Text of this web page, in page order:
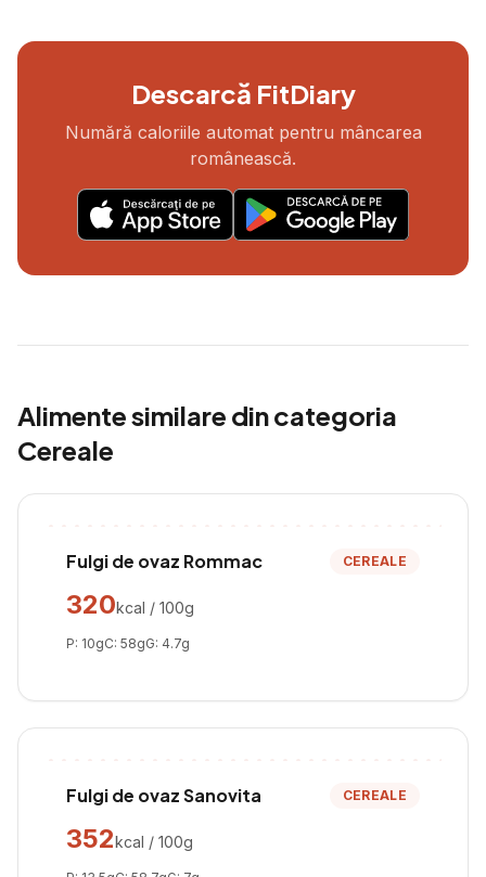
Descarcă FitDiary
Numără caloriile automat pentru mâncarea
românească.
Alimente similare din categoria
Cereale
Fulgi de ovaz Rommac CEREALE
320kcal / 100g
P: 10gC: 58gG: 4.7g
Fulgi de ovaz Sanovita CEREALE
352kcal / 100g